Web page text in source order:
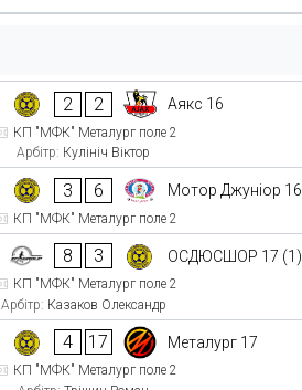
2 2 Аякс 16
КП "МФК" Металург поле 2
Арбітр: Кулініч Віктор
3 6 Мотор Джуніор 16
КП "МФК" Металург поле 2
8 3 ОСДЮСШОР 17 (1)
КП "МФК" Металург поле 2
Арбітр: Казаков Олександр
4 17 Металург 17
КП "МФК" Металург поле 2